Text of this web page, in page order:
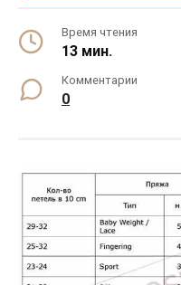
Время чтения
13 мин.
Комментарии
0